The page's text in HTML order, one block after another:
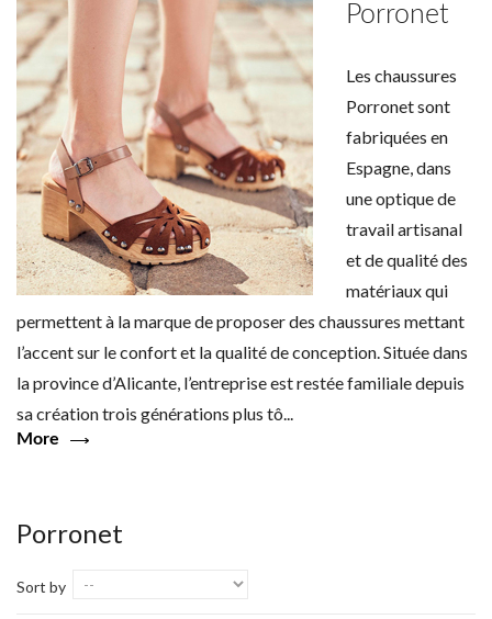
Porronet
Les chaussures
Porronet sont
fabriquées en
Espagne, dans
une optique de
travail artisanal
et de qualité des
matériaux qui
permettent à la marque de proposer des chaussures mettant
l’accent sur le confort et la qualité de conception. Située dans
la province d’Alicante, l’entreprise est restée familiale depuis
sa création trois générations plus tô...
More
Porronet
Sort by